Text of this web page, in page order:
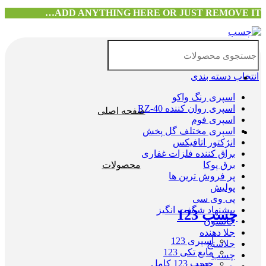
ADD ANYTHING HERE OR JUST REMOVE IT…
انتخاب دسته بندی
اسپری رنگ واکو
اسپری روان کننده RZ-40
اسپری فوم
اسپری مختلف گل پخش
انژکتور اتافیکس
براق کننده فلزات غفاری
برق پوکا
پر فروش ترین ها
پولیش
پی وی سی
پیشنهاد شگفت انگیز
جانسون
جلا دهنده
جلاسنج
چسب
صفحه اصلی
محصولات
چسب 123
اسپری 123
مایع تکی 123
چسب 123 کامل